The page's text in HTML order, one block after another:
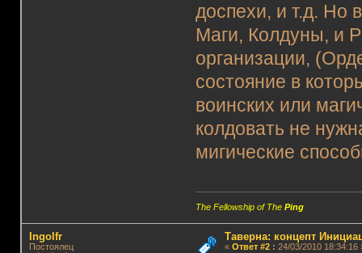
доспехи, и т.д. Но
Маги, Колдуны, и
организации,
состояние в
воинских или
колдовать не
мигические
The Fellowship of ThePing
Ingolfr
Постоялец
Таверна: концепт
« Ответ #2: 24/03/2010 18:34:16